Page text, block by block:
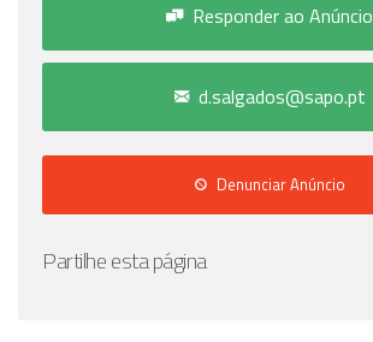
Responder ao Anúncio
d.salgados@sapo.pt
Denunciar Anúncio
Partilhe esta página